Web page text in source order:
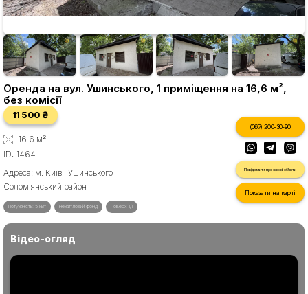
Оренда на вул. Ушинського, 1 приміщення на 16,6 м²,
без комісії
11 500 ₴
16.6 м²
ID: 1464
Адреса: м. Київ , Ушинського
Солом'янський район
(067) 200-30-90
Повідомити про схожі об'єкти
Показати на карті
Потужність: 5 кВт Нежитловий фонд Поверх 1/1
Відео-огляд